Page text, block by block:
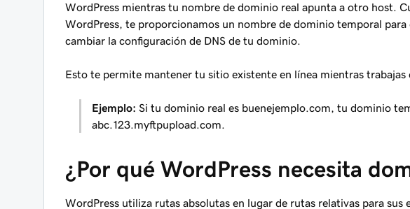
WordPress mientras tu nombre de dominio real apunta a otro host.
WordPress, te proporcionamos un nombre de dominio temporal
cambiar la configuración de DNS de tu dominio.
Esto te permite mantener tu sitio existente en línea mientras trabajas
Ejemplo: Si tu dominio real es buenejemplo.com, tu dominio
abc.123.myftpupload.com.
¿Por qué WordPress necesita
WordPress utiliza rutas absolutas en lugar de rutas relativas para